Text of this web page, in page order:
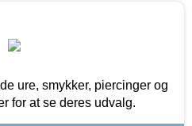
ure, smykker, piercinger og
for at se deres udvalg.